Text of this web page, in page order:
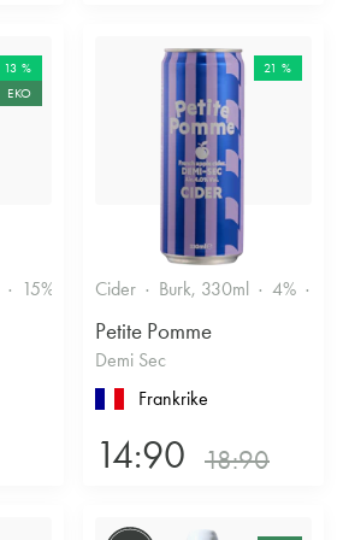
13 %
EKO
15% Annan likör
21 %
Cider Burk, 330ml 4%
Petite Pomme
Demi Sec
Frankrike
14:90 18:90